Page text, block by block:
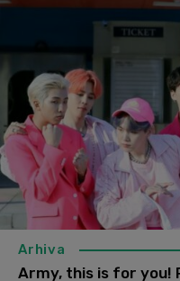
Arhiva
Army, this is for you!